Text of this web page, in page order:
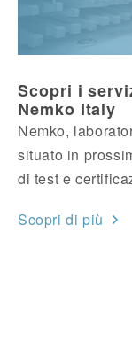
Scopri i
Nemko Italy
Nemko,
situato in
di test e
Scopri di più